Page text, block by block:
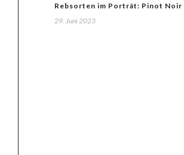
Rebsorten im Porträt: Pinot Noir
29. Juni 2023